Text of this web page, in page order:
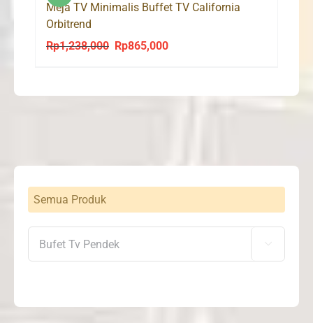
Meja TV Minimalis Buffet TV California
Orbitrend
Rp1,238,000
Original
Rp865,000Current
Semua Produk
